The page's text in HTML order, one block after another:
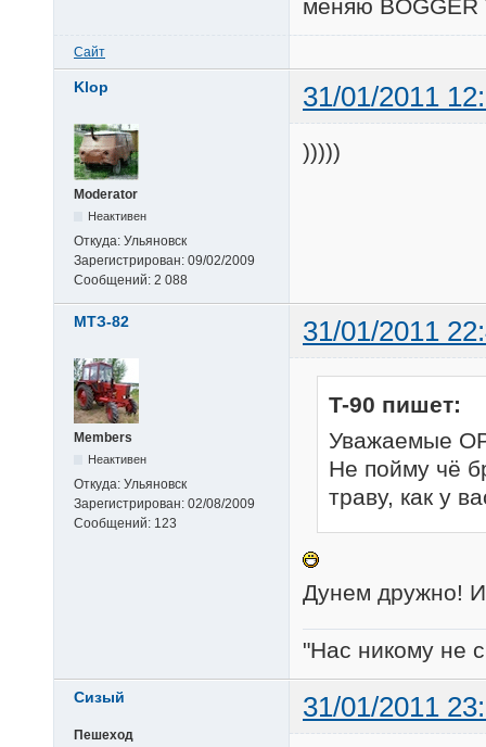
меняю
Сайт
Klop 31/01/2011
Moderator
Неактивен
Откуда: Ульяновск
Зарегистрирован: 09/02/2009
Сообщений: 2 088
)))))
МТЗ-82 31/01/2011
Members
Неактивен
Откуда: Ульяновск
Зарегистрирован: 02/08/2009
Сообщений: 123
T-90 пишет:
Уважаемые
Не пойму чё
траву, как у
Дунем дружно!
"Нас никому не
Сизый 31/01/2011
Пешеход